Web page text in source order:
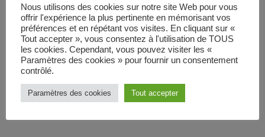
UGSpart-stf-007 Catégorie Partitions
2,99€
AJOUTER AU PANIER
Nous utilisons des cookies sur notre site Web pour vous
offrir l'expérience la plus pertinente en mémorisant vos
préférences et en répétant vos visites. En cliquant sur «
Tout accepter », vous consentez à l'utilisation de TOUS
les cookies. Cependant, vous pouvez visiter les «
Paramètres des cookies » pour fournir un consentement
contrôlé.
Paramètres des cookies Tout accepter